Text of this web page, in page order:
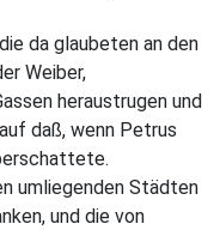
da glaubeten an den
Weiber,
heraustrugen und
daß, wenn Petrus
umliegenden Städten
und die von